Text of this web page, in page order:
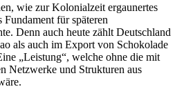
wie zur Kolonialzeit ergaunertes
für späteren
Denn auch heute zählt Deutschland
als auch im Export von Schokolade
„Leistung“, welche ohne die mit
Netzwerke und Strukturen aus